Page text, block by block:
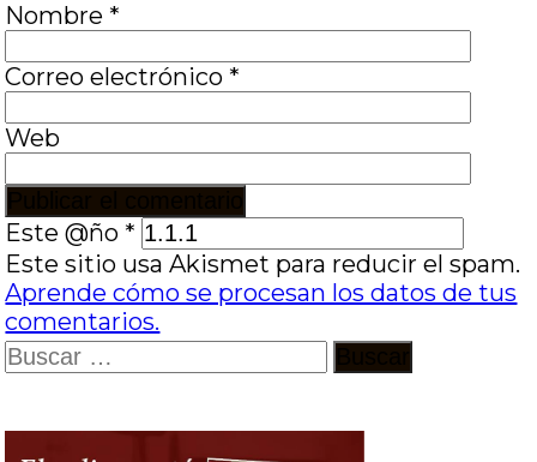
Nombre *
Correo electrónico *
Web
Este @ño *
Este sitio usa Akismet para reducir el spam.
Aprende cómo se procesan los datos de tus
comentarios.
Buscar: